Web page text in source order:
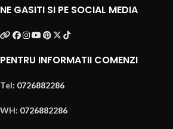
NE GASITI SI PE SOCIAL MEDIA
PENTRU INFORMATII COMENZI
Tel: 0726882286
WH: 0726882286